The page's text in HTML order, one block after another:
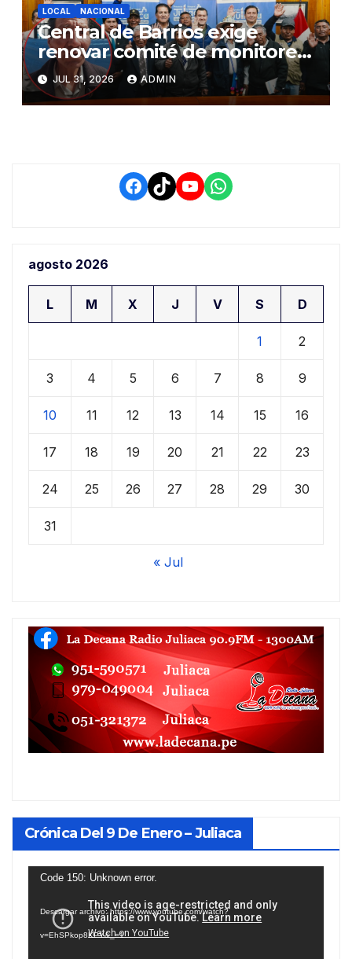
LOCAL NACIONAL
Central de Barrios exige
renovar comité de monitoreo
del PIAA por presuntos
conflictos de interés y
retrasos
JUL 31, 2026 ADMIN
Facebook
TikTokYouTube
WhatsApp
agosto 2026
L M X J V S D
1 2
3 4 5 6 7 8 9
10 11 12 13 14 15 16
17 18 19 20 21 22 23
24 25 26 27 28 29 30
31
« Jul
Crónica Del 9 De Enero – Juliaca
Reproductor
vídeo
Code 150: Unknown error.
Descargar archivo: https://www.youtube.com/watch?
v=EhSPkop8KPY&_=1